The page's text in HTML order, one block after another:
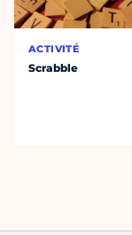
ACTIVITÉ
Scrabble